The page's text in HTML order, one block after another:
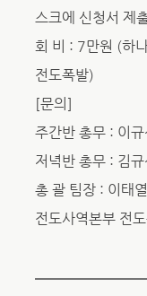
스크에 신청서 제
회 비 : 7만원 (하
전도폭발)
[문의]
주간반 총무 : 이
저녁반 총무 : 김
총 괄 팀장 : 이
전도사역본부 전